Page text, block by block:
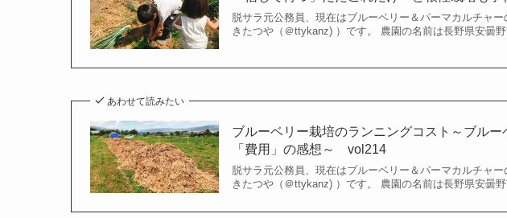
脱サラ元公務員、現在はブルーベリー＆パーマカルチャ
きたつや（＠ttykanz) ）です。 農園の名前は長野県安曇
あわせて読みたい
ブルーベリー栽培のランニングコスト～ブル
「費用」の感想～ vol214
脱サラ元公務員、現在はブルーベリー＆パーマカルチャ
きたつや（＠ttykanz) ）です。 農園の名前は長野県安曇